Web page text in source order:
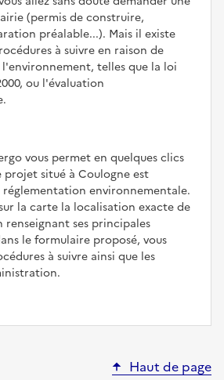
(permis de construire,
préalable...). Mais il existe
à suivre en raison de
l'environnement, telles que la loi
ou l'évaluation
vous permet en quelques clics
situé à Coulogne est
environnementale.
la carte la localisation exacte de
ses principales
le formulaire proposé, vous
à suivre ainsi que les
Haut de page